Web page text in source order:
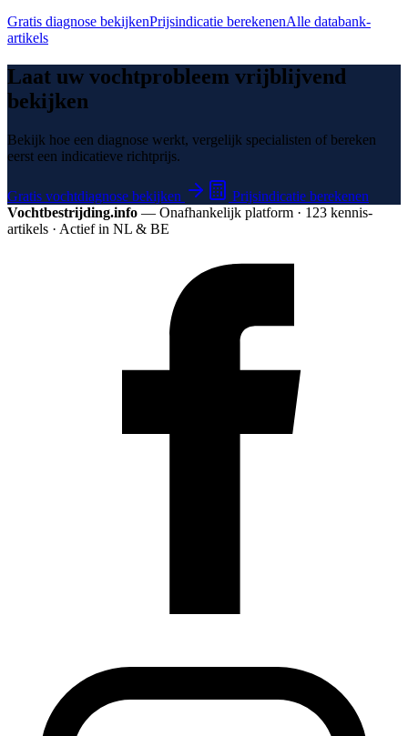
Gratis diagnose bekijkenPrijsindicatie berekenenAlle databank-
artikels
Laat uw vochtprobleem vrijblijvend
bekijken
Bekijk hoe een diagnose werkt, vergelijk specialisten of bereken
eerst een indicatieve richtprijs.
Gratis vochtdiagnose bekijken
Prijsindicatie berekenen
Vochtbestrijding.info — Onafhankelijk platform · 123 kennis­
artikels · Actief in NL & BE